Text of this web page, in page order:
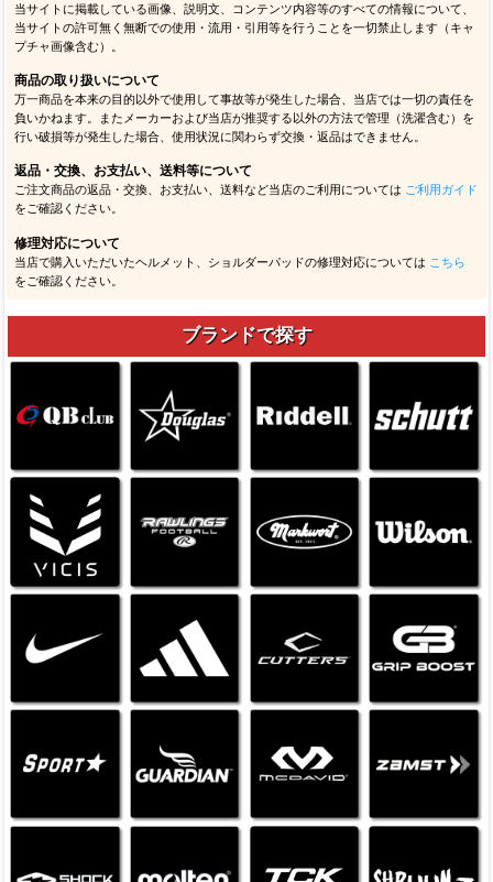
当サイトに掲載している画像、説明文、コンテンツ内容等のすべての情報について、
当サイトの許可無く無断での使用・流用・引用等を行うことを一切禁止します（キャ
プチャ画像含む）。
商品の取り扱いについて
万一商品を本来の目的以外で使用して事故等が発生した場合、当店では一切の責任を
負いかねます。またメーカーおよび当店が推奨する以外の方法で管理（洗濯含む）を
行い破損等が発生した場合、使用状況に関わらず交換・返品はできません。
返品・交換、お支払い、送料等について
ご注文商品の返品・交換、お支払い、送料など当店のご利用については ご利用ガイド
をご確認ください。
修理対応について
当店で購入いただいたヘルメット、ショルダーパッドの修理対応については こちら
をご確認ください。
ブランドで探す